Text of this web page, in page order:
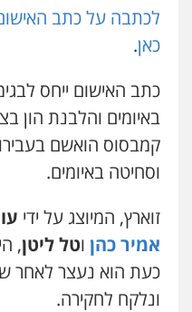
לכתבה על כתב
כאן.
כתב האישום ייחס
באיומים והלבנת הון
קמבסוס הואשם
וסחיטה באיומים.
זוארץ, המיוצג על ידי
אמיר כהן וטל ליטן,
כעת הוא נעצר לאחר
ונלקח לחקירה.
ויקי
קורל קרוז
משפט פלילי